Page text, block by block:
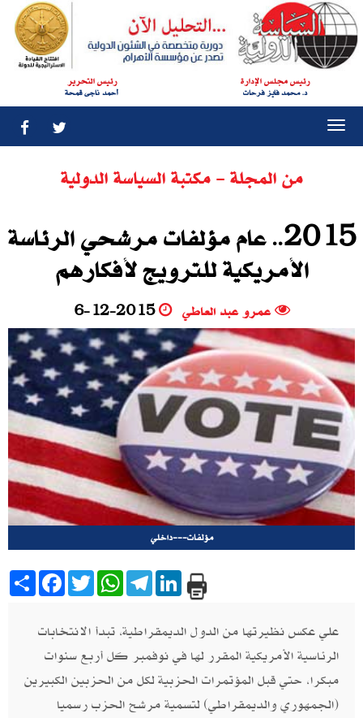
رئيس مجلس الإدارة
د. محمد فايز فرحات
رئيس التحرير
أحمد ناجى قمحة
من المجلة - مكتبة السياسة الدولية
2015‮‬.. عام مؤلفات مرشحي الرئاسة
الأمريكية للترويج لأفكارهم
عمرو عبد العاطي 6-12-2015
مؤلفات---داخلي
Share Facebook
TwitterWhatsAppTelegramLinkedIn
علي عكس نظيرتها من الدول الديمقراطية،‮ ‬تبدأ الانتخابات
الرئاسية الأمريكية المقرر لها في نوفمبر كل أربع سنوات
مبكرا، حتي قبل المؤتمرات الحزبية لكل من الحزبين الكبيرين‮
(‬الجمهوري والديمقراطي‮) ‬لتسمية مرشح الحزب رسميا